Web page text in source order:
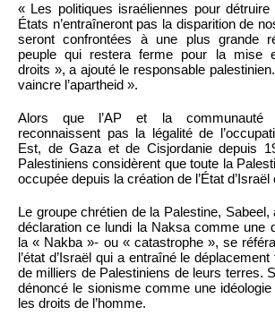
« Les politiques israéliennes pour
États n’entraîneront pas la disparition de
seront confrontées à une plus grande
peuple qui restera ferme pour la
droits », a ajouté le responsable
vaincre l’apartheid ».
Alors que l’AP et la communauté
reconnaissent pas la légalité de
Est, de Gaza et de Cisjordanie depuis
Palestiniens considèrent que toute la
occupée depuis la création de l’État d’Israël
Le groupe chrétien de la Palestine, Sabeel,
déclaration ce lundi la Naksa comme une
la « Nakba »- ou « catastrophe », se
l’état d’Israël qui a entraîné le
de milliers de Palestiniens de leurs terres.
dénoncé le sionisme comme une
les droits de l’homme.